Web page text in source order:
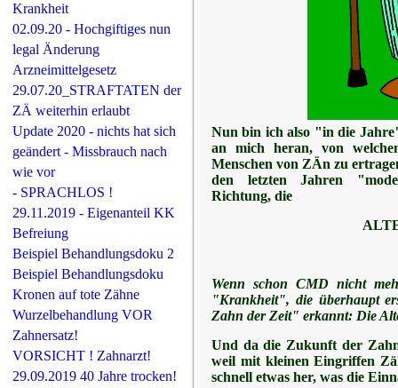
Krankheit
02.09.20 - Hochgiftiges nun
legal Änderung
Arzneimittelgesetz
29.07.20_STRAFTATEN der
ZÄ weiterhin erlaubt
Update 2020 - nichts hat sich
geändert - Missbrauch nach
wie vor
- SPRACHLOS !
29.11.2019 - Eigenanteil KK
Befreiung
Beispiel Behandlungsdoku 2
Beispiel Behandlungsdoku
Kronen auf tote Zähne
Wurzelbehandlung VOR
Zahnersatz!
VORSICHT ! Zahnarzt!
29.09.2019 40 Jahre trocken!
Nun bin ich also "in die
an mich heran, von
Menschen von ZÄn zu
den letzten Jahren
Richtung, die
Wenn schon CMD nicht
"Krankheit", die überhaupt
Zahn der Zeit" erkannt: Die
Und da die Zukunft der
weil mit kleinen Eingriffen
schnell etwas her, was die